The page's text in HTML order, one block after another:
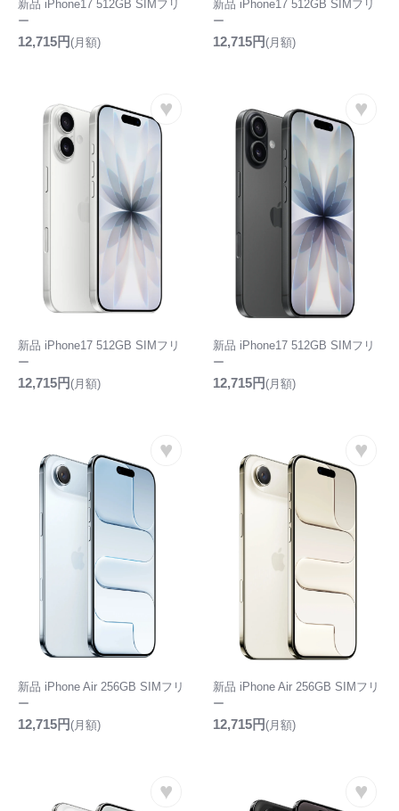
新品 iPhone17 512GB SIMフリ
ー
12,715円(月額)
新品 iPhone17 512GB SIMフリ
ー
12,715円(月額)
♥
新品 iPhone17 512GB SIMフリ
ー
12,715円(月額)
♥
新品 iPhone17 512GB SIMフリ
ー
12,715円(月額)
♥
新品 iPhone Air 256GB SIMフリ
ー
12,715円(月額)
♥
新品 iPhone Air 256GB SIMフリ
ー
12,715円(月額)
♥ ♥